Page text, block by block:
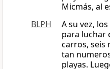
Micmás, al
BLPH
A su vez,
para luchar
carros, seis
tan
playas.